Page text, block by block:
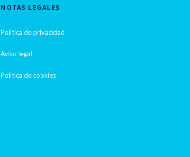
NOTAS LEGALES
Política de privacidad
Aviso legal
Política de cookies